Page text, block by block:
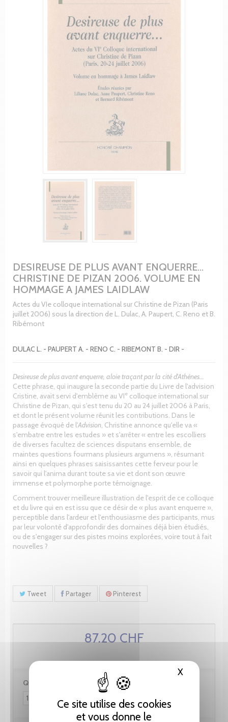
Ce site utilise des cookies
et vous donne le
XMasquer
DESIREUSE DE PLUS AVANT ENQUERRE...
CHRISTINE DE PIZAN 2006. VOLUME EN
HOMMAGE A JAMES LAIDLAW
Actes du VIe colloque international sur Christine de Pizan (Paris
juillet 2006) sous la direction de L. Dulac, A. Paupert, C. Reno et B.
Ribémont
DULAC L. - PAUPERT A. - RENO C. - RIBEMONT B. - DIR -
Desireuse de plus avant enquerre, aloie traçant par la cité d'Athènes...
Cette phrase, qui inaugure la seconde partie du Livre de l'advision
Cristine, avait servi d'emblème au VIe colloque international sur
Christine de Pizan, qui s'est tenu du 20 au 24 juillet 2006 à Paris,
et dont le présent volume réunit les contributions. Dans le
passage évoqué de l'Advision , Christine annonce qu'elle va «
s'embatre entre les estudes » et s'arrêter « entre les escolliers
de diverses facultez de sciences disputans ensemble, de
maintes questions fourmans plusieurs argumens », résumant
ainsi en quelques phrases saisissantes cette ferveur pour le
savoir qui l'anima durant toute sa vie et dont son œuvre
immense et polymorphe porte témoignage.
Comment trouver meilleure illustration de l'esprit de ce colloque
et du livre qui en est issu que ce désir de « plus avant enquerre »,
perceptible dans l'ardeur et l'enthousiasme des participants, mus
par leur volonté d'approfondir des domaines déjà bien étudiés,
ou de s'engager sur des pistes moins explorées, voire tout à fait
nouvelles ?
Tweet Partager Pinterest
87.20 CHF
Quantité :